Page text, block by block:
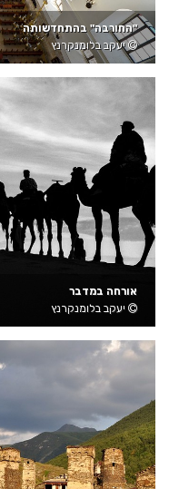
"החורבה" בהתחדשותה
יעקב בלומנקרנץ
אורחה במדבר
יעקב בלומנקרנץ